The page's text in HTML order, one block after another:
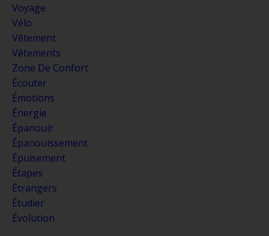
Voyage
Vélo
Vêtement
Vêtements
Zone De Confort
Écouter
Émotions
Énergie
Épanouir
Épanouissement
Épuisement
Étapes
Étrangers
Étudier
Évolution